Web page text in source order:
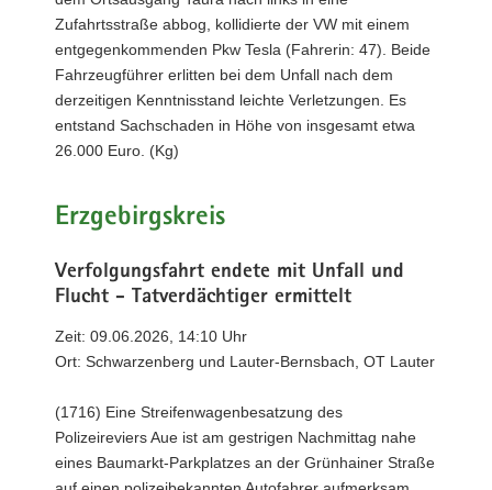
Zufahrtsstraße abbog, kollidierte der VW mit einem
entgegenkommenden Pkw Tesla (Fahrerin: 47). Beide
Fahrzeugführer erlitten bei dem Unfall nach dem
derzeitigen Kenntnisstand leichte Verletzungen. Es
entstand Sachschaden in Höhe von insgesamt etwa
26.000 Euro. (Kg)
Erzgebirgskreis
Verfolgungsfahrt endete mit Unfall und
Flucht - Tatverdächtiger ermittelt
Zeit: 09.06.2026, 14:10 Uhr
Ort: Schwarzenberg und Lauter-Bernsbach, OT Lauter
(1716) Eine Streifenwagenbesatzung des
Polizeireviers Aue ist am gestrigen Nachmittag nahe
eines Baumarkt-Parkplatzes an der Grünhainer Straße